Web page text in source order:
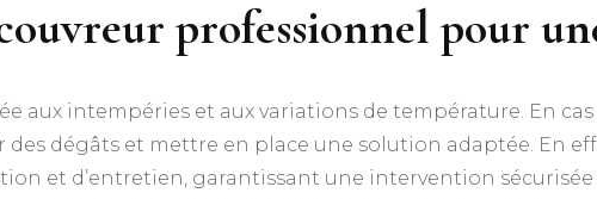
professionnel pour
aux intempéries et aux variations de température. En
des dégâts et mettre en place une solution adaptée. En
et d’entretien, garantissant une intervention sécurisée